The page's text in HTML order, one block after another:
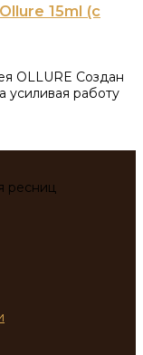
15ml (с
OLLURE Создан
усиливая работу
ресниц